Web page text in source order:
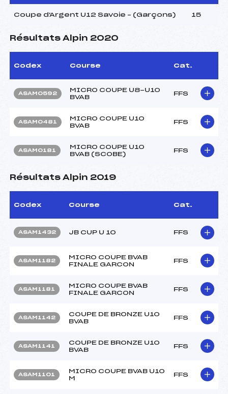
Coupe d'Argent U12 Savoie – (Garçons) 15
Résultats Alpin 2020
Codex Course Cat.
ASAM0592
MICRO COUPE U8-U10
BVAB
FFS
ASAM0481
MICRO COUPE U10
BVAB
FFS
ASAM0181
MICRO COUPE U10
BVAB (SCOBE)
FFS
Résultats Alpin 2019
Codex Course Cat.
ASAM1432 JB CUP U 10 FFS
ASAM1182
MICRO COUPE BVAB
FINALE GARCON
FFS
ASAM1181
MICRO COUPE BVAB
FINALE GARCON
FFS
ASAM1142
COUPE DE BRONZE U10
BVAB
FFS
ASAM1141
COUPE DE BRONZE U10
BVAB
FFS
ASAM1101
MICRO COUPE BVAB U10
M
FFS